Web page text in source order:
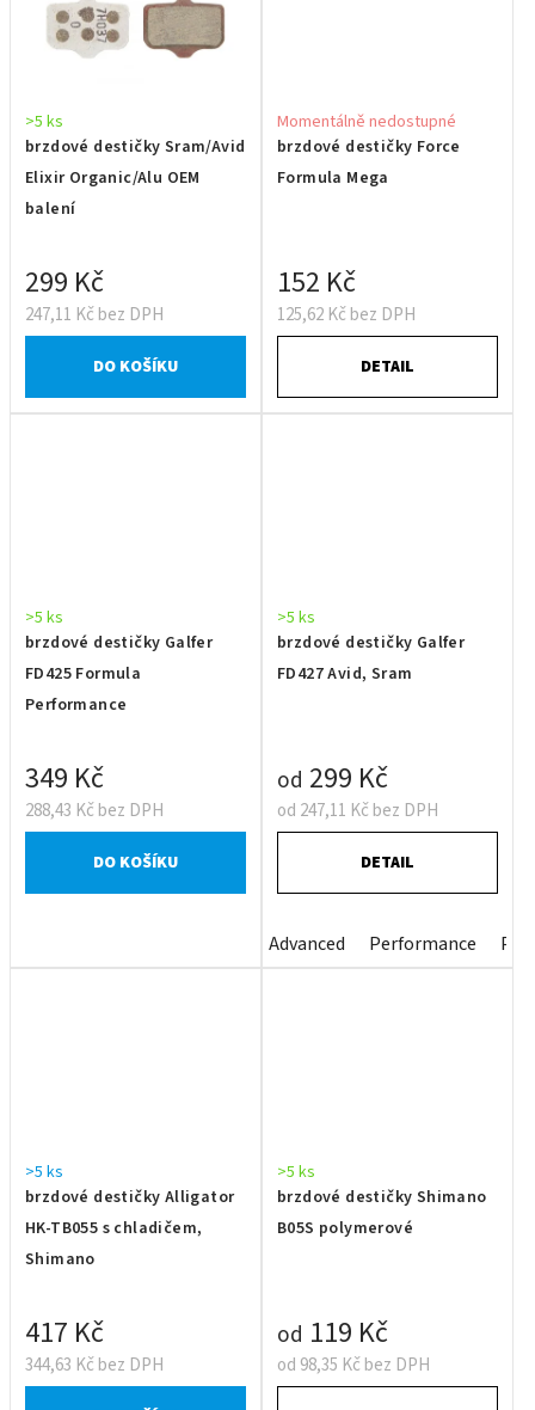
brzdové destičky Sram/Avid
Elixir Organic/Alu OEM
balení
>5 ks
247,11 Kč bez DPH
299 Kč
DO KOŠÍKU
brzdové destičky Force
Formula Mega
Momentálně nedostupné
125,62 Kč bez DPH
152 Kč
DETAIL
brzdové destičky Galfer
FD425 Formula
Performance
>5 ks
288,43 Kč bez DPH
349 Kč
DO KOŠÍKU
brzdové destičky Galfer
FD427 Avid, Sram
>5 ks
od 247,11 Kč bez DPH
od 299 Kč
DETAIL
Advanced Performance
brzdové destičky Alligator
HK-TB055 s chladičem,
Shimano
>5 ks
344,63 Kč bez DPH
417 Kč
brzdové destičky Shimano
B05S polymerové
>5 ks
od 98,35 Kč bez DPH
od 119 Kč